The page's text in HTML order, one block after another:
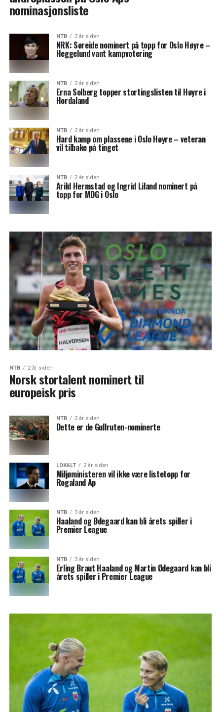
nominasjonsliste
NTB 2 år siden
NRK: Søreide nominert på topp for Oslo Høyre –
Heggelund vant kampvotering
NTB 2 år siden
Erna Solberg topper stortingslisten til Høyre i
Hordaland
NTB 2 år siden
Hard kamp om plassene i Oslo Høyre – veteran
vil tilbake på tinget
NTB 2 år siden
Arild Hermstad og Ingrid Liland nominert på
topp for MDG i Oslo
NTB 2 år siden
Norsk stortalent nominert til
europeisk pris
NTB 2 år siden
Dette er de Gullruten-nominerte
LOKALT 2 år siden
Miljøministeren vil ikke være listetopp for
Rogaland Ap
NTB 3 år siden
Haaland og Ødegaard kan bli årets spiller i
Premier League
NTB 3 år siden
Erling Braut Haaland og Martin Ødegaard kan bli
årets spiller i Premier League